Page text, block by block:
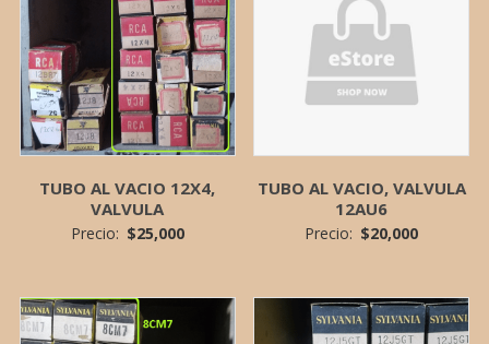
TUBO AL VACIO 12X4,
VALVULA
Precio: $25,000
TUBO AL VACIO, VALVULA
12AU6
Precio: $20,000